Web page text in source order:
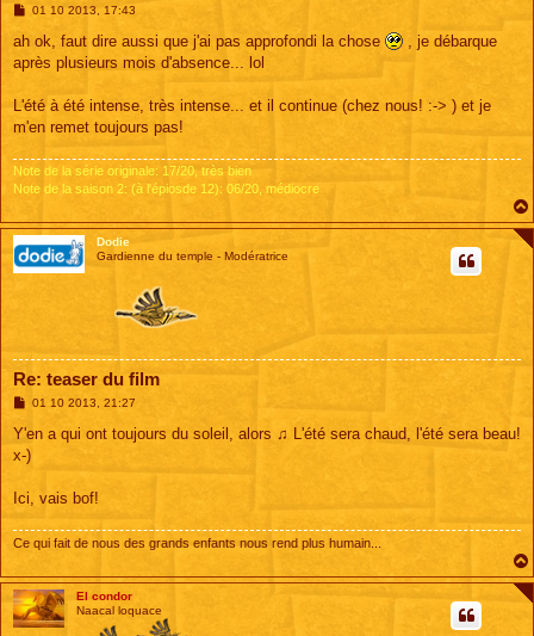
M
s
a
01 10 2013, 17:43
ah ok, faut dire aussi que j'ai pas approfondi la chose
, je débarque
après plusieurs mois d'absence... lol
L'été à été intense, très intense... et il continue (chez nous! :-> ) et je
m'en remet toujours pas!
Note de la série originale: 17/20, très bien
Note de la saison 2: (à l'épiosde 12): 06/20, médiocre
Dodie
Gardienne du temple - Modératrice
Re: teaser du film
M
s
a
01 10 2013, 21:27
Y'en a qui ont toujours du soleil, alors ♫ L'été sera chaud, l'été sera beau!
x-)
Ici, vais bof!
Ce qui fait de nous des grands enfants nous rend plus humain...
El condor
Naacal loquace